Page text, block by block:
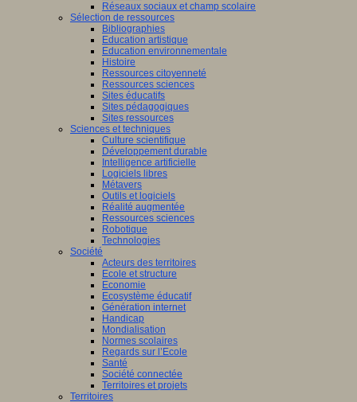
Réseaux sociaux et champ scolaire
Sélection de ressources
Bibliographies
Education artistique
Education environnementale
Histoire
Ressources citoyenneté
Ressources sciences
Sites éducatifs
Sites pédagogiques
Sites ressources
Sciences et techniques
Culture scientifique
Développement durable
Intelligence artificielle
Logiciels libres
Métavers
Outils et logiciels
Réalité augmentée
Ressources sciences
Robotique
Technologies
Société
Acteurs des territoires
Ecole et structure
Economie
Ecosystème éducatif
Génération internet
Handicap
Mondialisation
Normes scolaires
Regards sur l’Ecole
Santé
Société connectée
Territoires et projets
Territoires